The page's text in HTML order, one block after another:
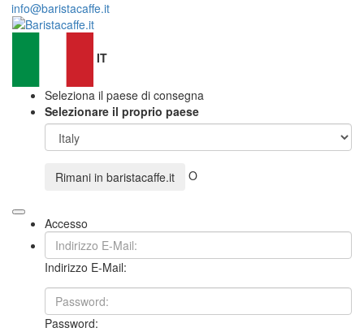
info@baristacaffe.it
IT
Seleziona il paese di consegna
Selezionare il proprio paese
Rimani in baristacaffe.it O
Accesso
Indirizzo E-Mail:
Password: